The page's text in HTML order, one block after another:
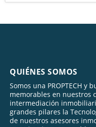
QUIÉNES SOMOS
Somos una PROPTECH y
memorables en nuestros
intermediación
grandes pilares la
de nuestros asesores